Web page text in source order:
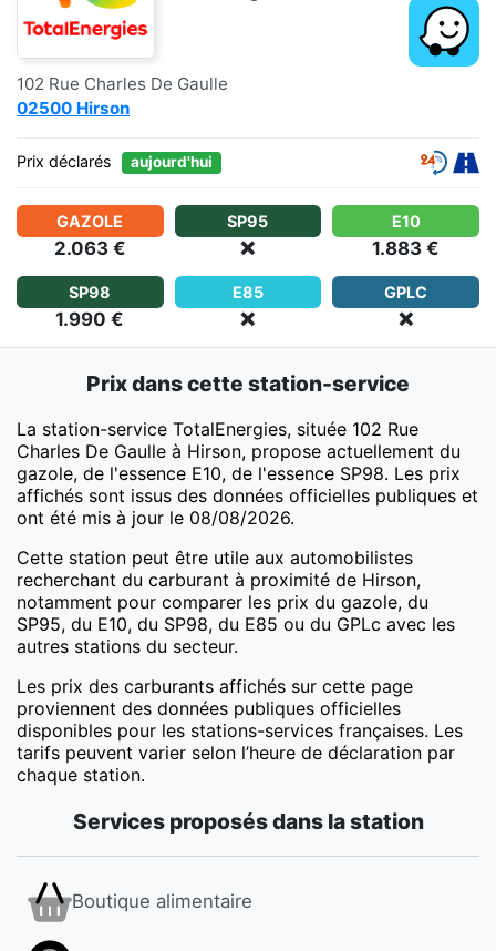
102 Rue Charles De Gaulle
02500 Hirson
Prix déclarés aujourd'hui
GAZOLE
2.063 €
SP95
❌
E10
1.883 €
SP98
1.990 €
E85
❌
GPLC
❌
Prix dans cette station-service
La station-service TotalEnergies, située 102 Rue
Charles De Gaulle à Hirson, propose actuellement du
gazole, de l'essence E10, de l'essence SP98. Les prix
affichés sont issus des données officielles publiques et
ont été mis à jour le 08/08/2026.
Cette station peut être utile aux automobilistes
recherchant du carburant à proximité de Hirson,
notamment pour comparer les prix du gazole, du
SP95, du E10, du SP98, du E85 ou du GPLc avec les
autres stations du secteur.
Les prix des carburants affichés sur cette page
proviennent des données publiques officielles
disponibles pour les stations-services françaises. Les
tarifs peuvent varier selon l’heure de déclaration par
chaque station.
Services proposés dans la station
Boutique alimentaire